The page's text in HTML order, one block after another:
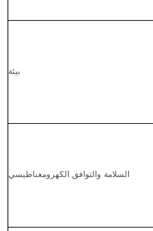
بيئة
السلامة والتوافق الكهرومغناطيسي